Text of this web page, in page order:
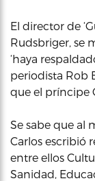
El director de
Rudsbriger, se
‘haya
periodista Rob
que el príncipe
Se sabe que al
Carlos escribió
entre ellos
Sanidad,